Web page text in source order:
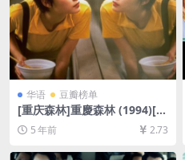
华语 豆瓣榜单
[重庆森林]重慶森林 (1994)[百
度网盘+迅雷云盘资源1080P
超清未删减][MP4/6.6GB][原
声中字]
5 年前 2.73